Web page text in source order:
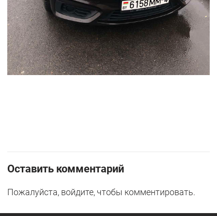
Оставить комментарий
Пожалуйста, войдите, чтобы комментировать.